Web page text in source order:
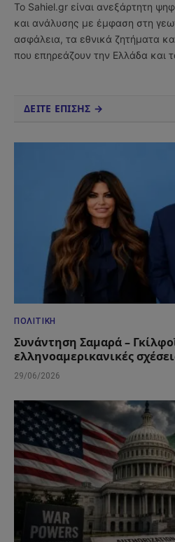
Το Sahiel.gr είναι ανεξάρτητη
και ανάλυσης με έμφαση στη
ασφάλεια, τα εθνικά ζητήματα και
που επηρεάζουν την Ελλάδα και
ΔΕΙΤΕ ΕΠΙΣΗΣ →
ΠΟΛΙΤΙΚΉ
Συνάντηση Σαμαρά –
ελληνοαμερικανικές
29/06/2026